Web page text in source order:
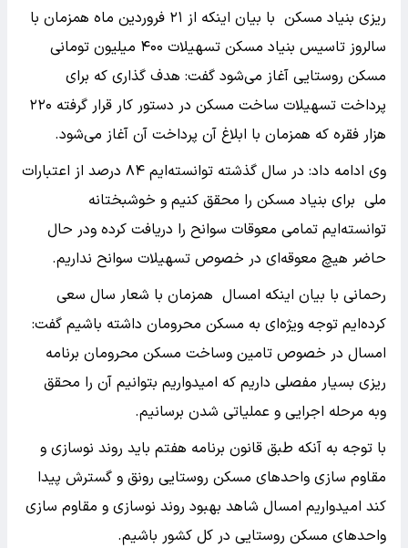
ریزی بنیاد مسکن با بیان اینکه از ۲۱ فروردین ماه همزمان با
سالروز تاسیس بنیاد مسکن تسهیلات ۴۰۰ میلیون تومانی
مسکن روستایی آغاز می‌شود گفت: هدف گذاری که برای
پرداخت تسهیلات ساخت مسکن در دستور کار قرار گرفته ۲۲۰
هزار فقره که همزمان با ابلاغ آن پرداخت آن آغاز می‌شود.
وی ادامه داد: در سال گذشته توانسته‌ایم ۸۴ درصد از اعتبارات
ملی برای بنیاد مسکن را محقق کنیم و خوشبختانه
توانسته‌ایم تمامی معوقات سوانح را دریافت کرده ودر حال
حاضر هیچ معوقه‌ای در خصوص تسهیلات سوانح نداریم.
رحمانی با بیان اینکه امسال همزمان با شعار سال سعی
کرده‌ایم توجه ویژه‌ای به مسکن محرومان داشته باشیم گفت:
امسال در خصوص تامین وساخت مسکن محرومان برنامه
ریزی بسیار مفصلی داریم که امیدواریم بتوانیم آن را محقق
وبه مرحله اجرایی و عملیاتی شدن برسانیم.
با توجه به آنکه طبق قانون برنامه هفتم باید روند نوسازی و
مقاوم سازی واحد‌های مسکن روستایی رونق و گسترش پیدا
کند امیدواریم امسال شاهد بهبود روند نوسازی و مقاوم سازی
واحد‌های مسکن روستایی در کل کشور باشیم.